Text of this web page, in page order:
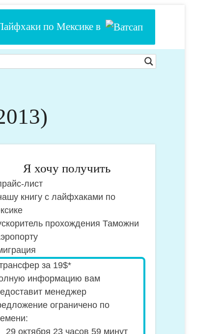
по Мексике в
Я хочу получить
лист
книгу с лайфхаками по
прохождения Таможни
за 19$*
информацию вам
менеджер
ограничено по
29 октября 23 часов 59 минут